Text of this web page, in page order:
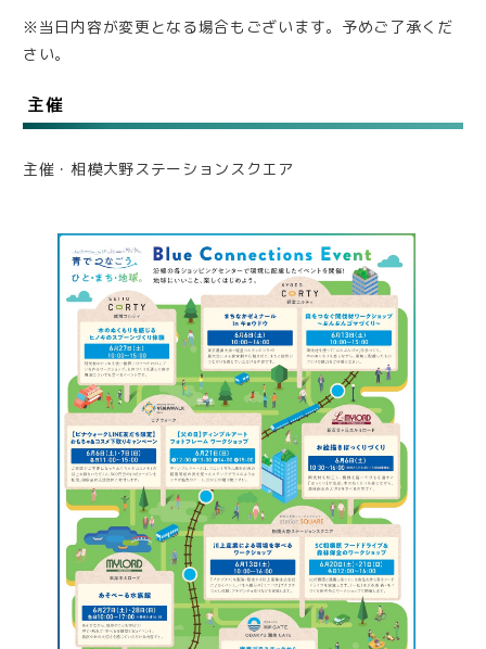
※当日内容が変更となる場合もございます。予めご了承くだ
さい。
主催
主催・相模大野ステーションスクエア